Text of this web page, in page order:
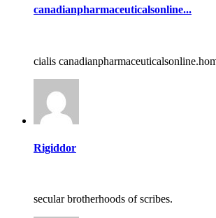
canadianpharmaceuticalsonline...
cialis
Rigiddor
secular brotherhoods of scribes.